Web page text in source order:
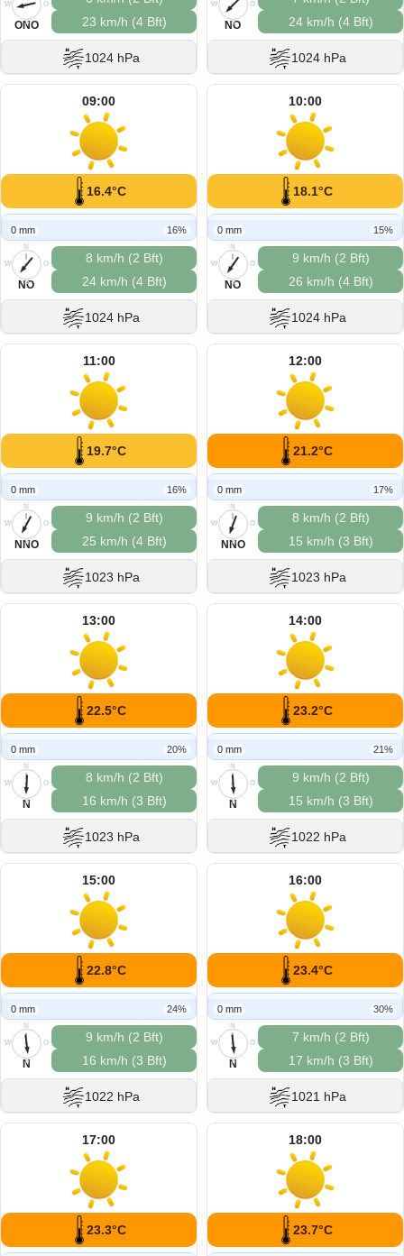
O
S
W
ONO
23 km/h (4 Bft)
1024 hPa
O
S
W
NO
24 km/h (4 Bft)
1024 hPa
09:00
16.4°C
0 mm 16%
N
O
S
W
NO
8 km/h (2 Bft)
24 km/h (4 Bft)
1024 hPa
10:00
18.1°C
0 mm 15%
N
O
S
W
NO
9 km/h (2 Bft)
26 km/h (4 Bft)
1024 hPa
11:00
19.7°C
0 mm 16%
N
O
S
W
NNO
9 km/h (2 Bft)
25 km/h (4 Bft)
1023 hPa
12:00
21.2°C
0 mm 17%
N
O
S
W
NNO
8 km/h (2 Bft)
15 km/h (3 Bft)
1023 hPa
13:00
22.5°C
0 mm 20%
N
O
S
W
N
8 km/h (2 Bft)
16 km/h (3 Bft)
1023 hPa
14:00
23.2°C
0 mm 21%
N
O
S
W
N
9 km/h (2 Bft)
15 km/h (3 Bft)
1022 hPa
15:00
22.8°C
0 mm 24%
N
O
S
W
N
9 km/h (2 Bft)
16 km/h (3 Bft)
1022 hPa
16:00
23.4°C
0 mm 30%
N
O
S
W
N
7 km/h (2 Bft)
17 km/h (3 Bft)
1021 hPa
17:00
23.3°C
18:00
23.7°C